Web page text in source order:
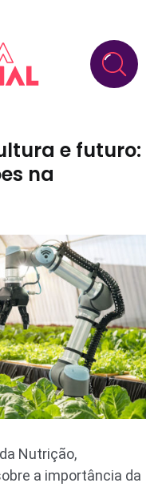
e futuro:
na
Nutrição,
a importância da